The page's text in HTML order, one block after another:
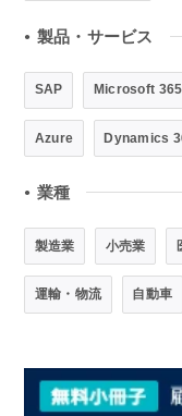
● 製品・サービス
SAP Microsoft 365
Azure Dynamics
● 業種
製造業 小売業
運輸・物流 自動車